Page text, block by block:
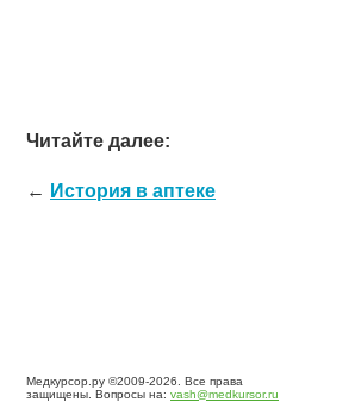
Читайте далее:
← История в аптеке
Медкурсор.ру ©2009-2026. Все права
защищены. Вопросы на: vash@medkursor.ru